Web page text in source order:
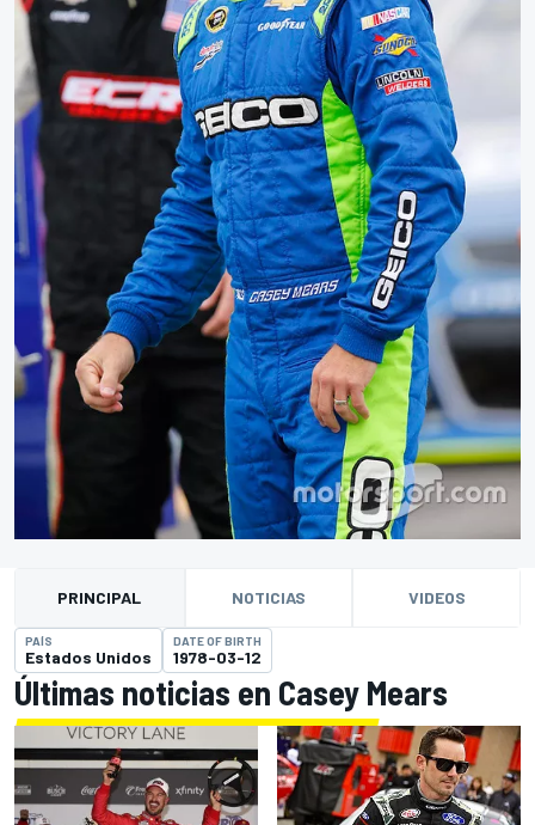
PRINCIPAL NOTICIAS VIDEOS
PAÍS
Estados Unidos
DATE OF BIRTH
1978-03-12
Últimas noticias en Casey Mears